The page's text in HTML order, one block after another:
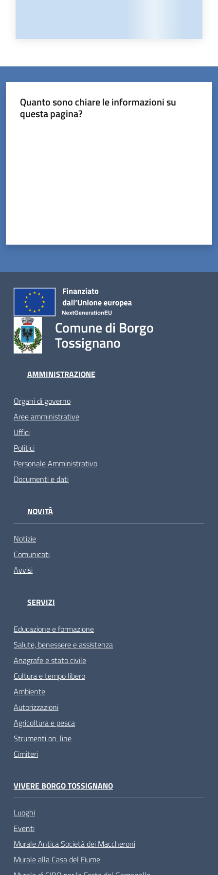
Quanto sono chiare le informazioni su
questa pagina?
Comune di Borgo
Tossignano
AMMINISTRAZIONE
Organi di governo
Aree amministrative
Uffici
Politici
Personale Amministrativo
Documenti e dati
NOVITÀ
Notizie
Comunicati
Avvisi
SERVIZI
Educazione e formazione
Salute, benessere e assistenza
Anagrafe e stato civile
Cultura e tempo libero
Ambiente
Autorizzazioni
Agricoltura e pesca
Strumenti on-line
Cimiteri
VIVERE BORGO TOSSIGNANO
Luoghi
Eventi
Murale Antica Società dei Maccheroni
Murale alla Casa del Fiume